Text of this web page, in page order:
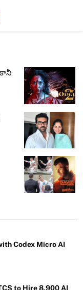
Codex Micro AI
to Hire 8,900 AI